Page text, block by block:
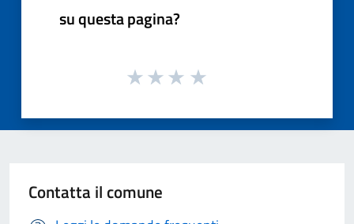
su questa pagina?
Contatta il comune